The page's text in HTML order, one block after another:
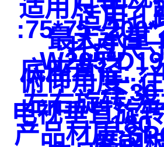
适用尺寸: :
适用孔
最大承重
托盘尺
底座直径: :
俯仰角度 :
下30
左右旋转:
电视垂直旋
180
产品材质